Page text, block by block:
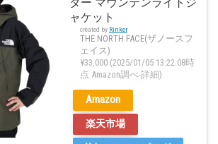
ャケット
created by Rinker
THE NORTH FACE(ザノースフ
ェイス)
¥33,000 (2025/01/05 13:22:08時
点 Amazon調べ-詳細)
Amazon
楽天市場